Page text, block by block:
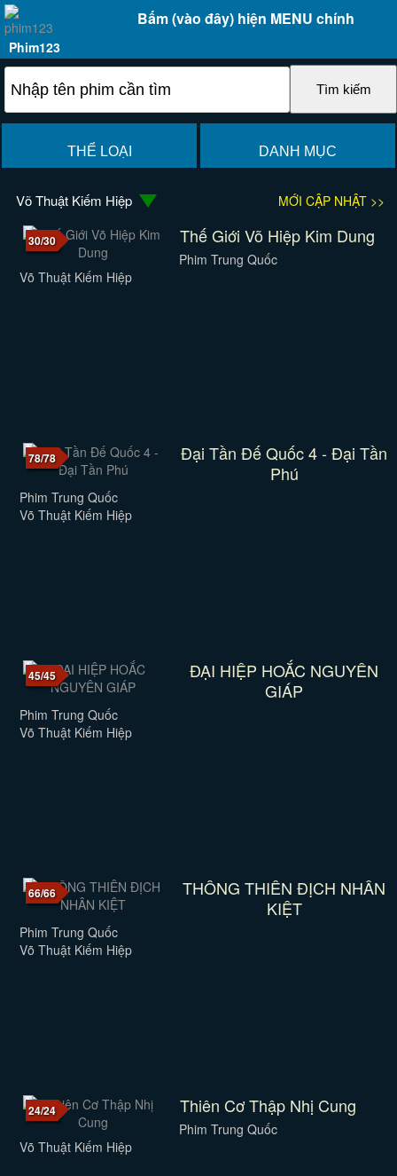
Bấm (vào đây) hiện MENU chính
Phim123
THỂ LOẠI DANH MỤC
Võ Thuật Kiếm Hiệp MỚI CẬP NHẬT >>
30/30 Thế Giới Võ Hiệp Kim Dung
Phim Trung Quốc
Võ Thuật Kiếm Hiệp
78/78
Đại Tần Đế Quốc 4 - Đại Tần
Phú
Phim Trung Quốc
Võ Thuật Kiếm Hiệp
45/45
ĐẠI HIỆP HOẮC NGUYÊN
GIÁP
Phim Trung Quốc
Võ Thuật Kiếm Hiệp
66/66
THÔNG THIÊN ĐỊCH NHÂN
KIỆT
Phim Trung Quốc
Võ Thuật Kiếm Hiệp
24/24 Thiên Cơ Thập Nhị Cung
Phim Trung Quốc
Võ Thuật Kiếm Hiệp